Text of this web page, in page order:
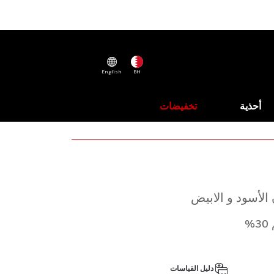
BH
English
أحذية تخفيضات
و الابيض